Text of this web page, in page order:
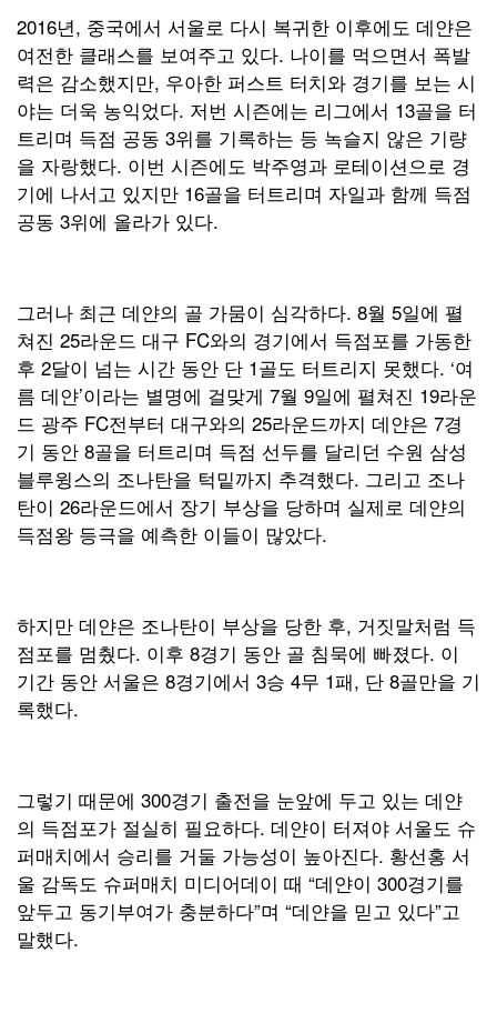
2016년, 중국에서 서울로 다시 복귀한 이후에도 데얀은
여전한 클래스를 보여주고 있다. 나이를 먹으면서 폭발
력은 감소했지만, 우아한 퍼스트 터치와 경기를 보는 시
야는 더욱 농익었다. 저번 시즌에는 리그에서 13골을 터
트리며 득점 공동 3위를 기록하는 등 녹슬지 않은 기량
을 자랑했다. 이번 시즌에도 박주영과 로테이션으로 경
기에 나서고 있지만 16골을 터트리며 자일과 함께 득점
공동 3위에 올라가 있다.
그러나 최근 데얀의 골 가뭄이 심각하다. 8월 5일에 펼
쳐진 25라운드 대구 FC와의 경기에서 득점포를 가동한
후 2달이 넘는 시간 동안 단 1골도 터트리지 못했다. ‘여
름 데얀’이라는 별명에 걸맞게 7월 9일에 펼쳐진 19라운
드 광주 FC전부터 대구와의 25라운드까지 데얀은 7경
기 동안 8골을 터트리며 득점 선두를 달리던 수원 삼성
블루윙스의 조나탄을 턱밑까지 추격했다. 그리고 조나
탄이 26라운드에서 장기 부상을 당하며 실제로 데얀의
득점왕 등극을 예측한 이들이 많았다.
하지만 데얀은 조나탄이 부상을 당한 후, 거짓말처럼 득
점포를 멈췄다. 이후 8경기 동안 골 침묵에 빠졌다. 이
기간 동안 서울은 8경기에서 3승 4무 1패, 단 8골만을 기
록했다.
그렇기 때문에 300경기 출전을 눈앞에 두고 있는 데얀
의 득점포가 절실히 필요하다. 데얀이 터져야 서울도 슈
퍼매치에서 승리를 거둘 가능성이 높아진다. 황선홍 서
울 감독도 슈퍼매치 미디어데이 때 “데얀이 300경기를
앞두고 동기부여가 충분하다”며 “데얀을 믿고 있다”고
말했다.